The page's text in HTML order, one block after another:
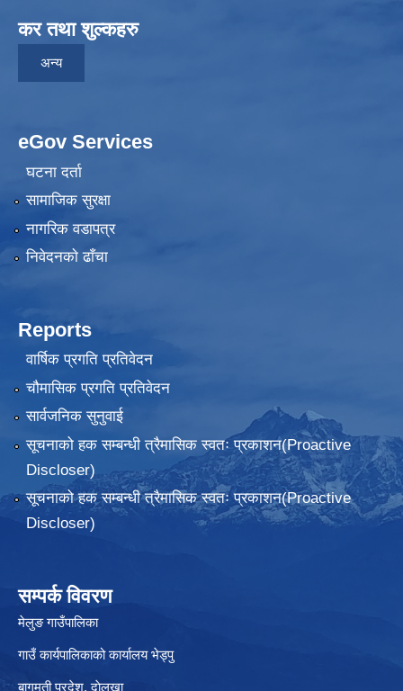
कर तथा शुल्कहरु
अन्य
eGov Services
घटना दर्ता
सामाजिक सुरक्षा
नागरिक वडापत्र
निवेदनकाे ढाँचा
Reports
वार्षिक प्रगति प्रतिवेदन
चौमासिक प्रगति प्रतिवेदन
सार्वजनिक सुनुवाई
सूचनाको हक सम्बन्धी त्रैमासिक स्वतः प्रकाशन(Proactive
Discloser)
सूचनाको हक सम्बन्धी त्रैमासिक स्वतः प्रकाशन(Proactive
Discloser)
सम्पर्क विवरण
मेलुङ गाउँपालिका
गाउँ कार्यपालिकाको कार्यालय भेड्पु
बागमती प्रदेश, दाेलखा